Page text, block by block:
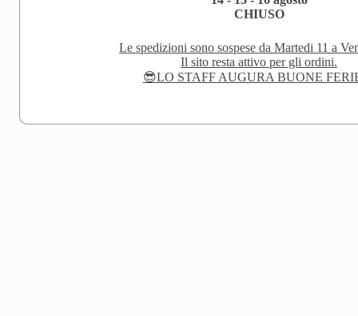
CHIUSO
Le spedizioni sono sospese da Martedi 11 a
Il sito resta attivo per gli ordini.
😎LO STAFF AUGURA BUONE